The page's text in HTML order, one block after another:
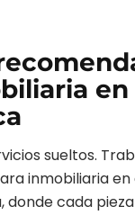
en
sueltos.
inmobiliariaen
, donde cada